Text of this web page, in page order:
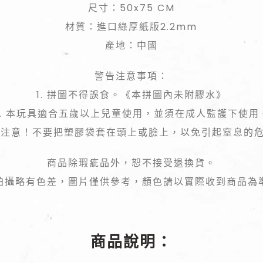
尺寸：50x75 CM
材質：進口綠厚紙版2.2mm
產地：中國
警告注意事項：
1. 拼圖不得誤食。《本拼圖內未附膠水》
本玩具適合五歲以上兒童使用，並須在成人監護下使用
意！不要把塑膠袋套在頭上或臉上，以免引起窒息的
商品除瑕疵品外，恕不接受退換貨。
攝略有色差，圖片僅供參考，顏色請以實際收到商品為
商品說明：